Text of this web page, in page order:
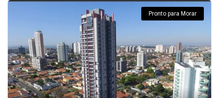
Pronto para Morar